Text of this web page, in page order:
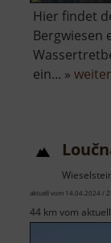
Hier findet
Bergwiesen
ein... »
aktuell vom 14.04.2024 /
44 km vom